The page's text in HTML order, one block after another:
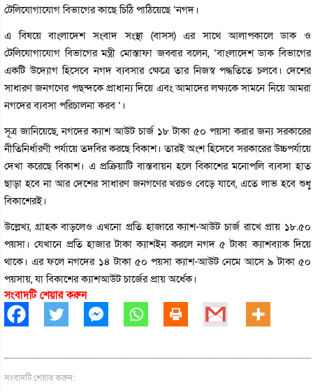
টেলিযোগাযোগ বিভাগের কাছে চিঠি পাঠিয়েছে ‘নগদ।
এ বিষয়ে বাংলাদেশ সংবাদ সংস্থা (বাসস) এর সাথে আলাপকালে ডাক ও
টেলিযোগাযোগ বিভাগের মন্ত্রী মোস্তাফা জব্বার বলেন, ‘বাংলাদেশ ডাক বিভাগের
একটি উদ্যোগ হিসেবে নগদ ব্যবসার ক্ষেত্রে তার নিজস্ব পদ্ধতিতে চলবে। দেশের
সাধারণ জনগণের পছন্দকে প্রাধান্য দিয়ে এবং আমাদের লক্ষ্যকে সামনে নিয়ে আমরা
নগদের ব্যবসা পরিচালনা করব ‘।
সূত্র জানিয়েছে, নগদের ক্যাশ আউট চার্জ ১৮ টাকা ৫০ পয়সা করার জন্য সরকারের
নীতিনির্ধারণী পর্যায়ে তদবির করছে বিকাশ। তারই অংশ হিসেবে সরকারের উচ্চপর্যায়ে
দেখা করেছে বিকাশ। এ প্রক্রিয়াটি বাস্তবায়ন হলে বিকাশের মনোপলি ব্যবসা হাত
ছাড়া হবে না আর দেশের সাধারণ জনগণের খরচও বেড়ে যাবে, এতে লাভ হবে শুধু
বিকাশেরই।
উল্লেখ্য, গ্রাহক বাড়লেও এখনো প্রতি হাজারে ক্যাশ-আউট চার্জ রাখে প্রায় ১৮.৫০
পয়সা। যেখানে প্রতি হাজার টাকা ক্যাশইন করলে নগদ ৫ টাকা ক্যাশব্যাক দিয়ে
থাকে। এর ফলে নগদের ১৪ টাকা ৫০ পয়সা ক্যাশ-আউট নেমে আসে ৯ টাকা ৫০
পয়সায়, যা বিকাশের ক্যাশআউট চার্জের প্রায় অর্ধেক।
সংবাদটি শেয়ার করুন
সংবাদটি শেয়ার করুন: